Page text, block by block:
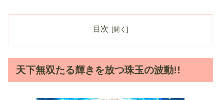
目次
天下無双たる輝きを放つ珠玉の波動!!